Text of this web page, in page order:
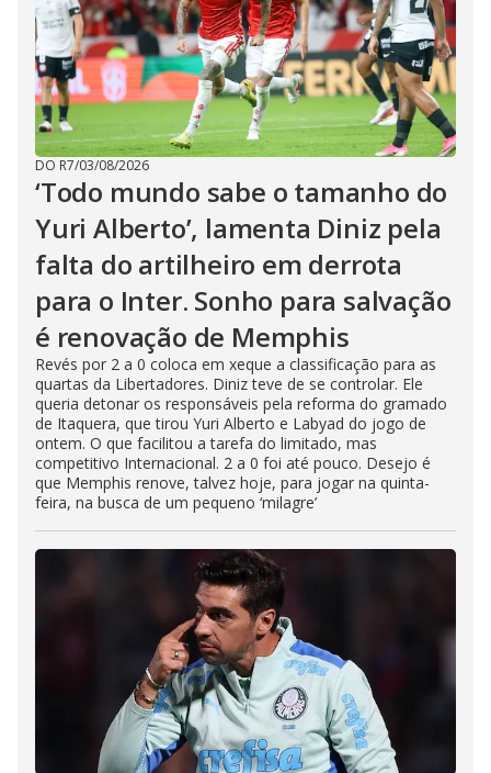
DO R7/03/08/2026
‘Todo mundo sabe o tamanho do
Yuri Alberto’, lamenta Diniz pela
falta do artilheiro em derrota
para o Inter. Sonho para salvação
é renovação de Memphis
Revés por 2 a 0 coloca em xeque a classificação para as
quartas da Libertadores. Diniz teve de se controlar. Ele
queria detonar os responsáveis pela reforma do gramado
de Itaquera, que tirou Yuri Alberto e Labyad do jogo de
ontem. O que facilitou a tarefa do limitado, mas
competitivo Internacional. 2 a 0 foi até pouco. Desejo é
que Memphis renove, talvez hoje, para jogar na quinta-
feira, na busca de um pequeno ‘milagre’